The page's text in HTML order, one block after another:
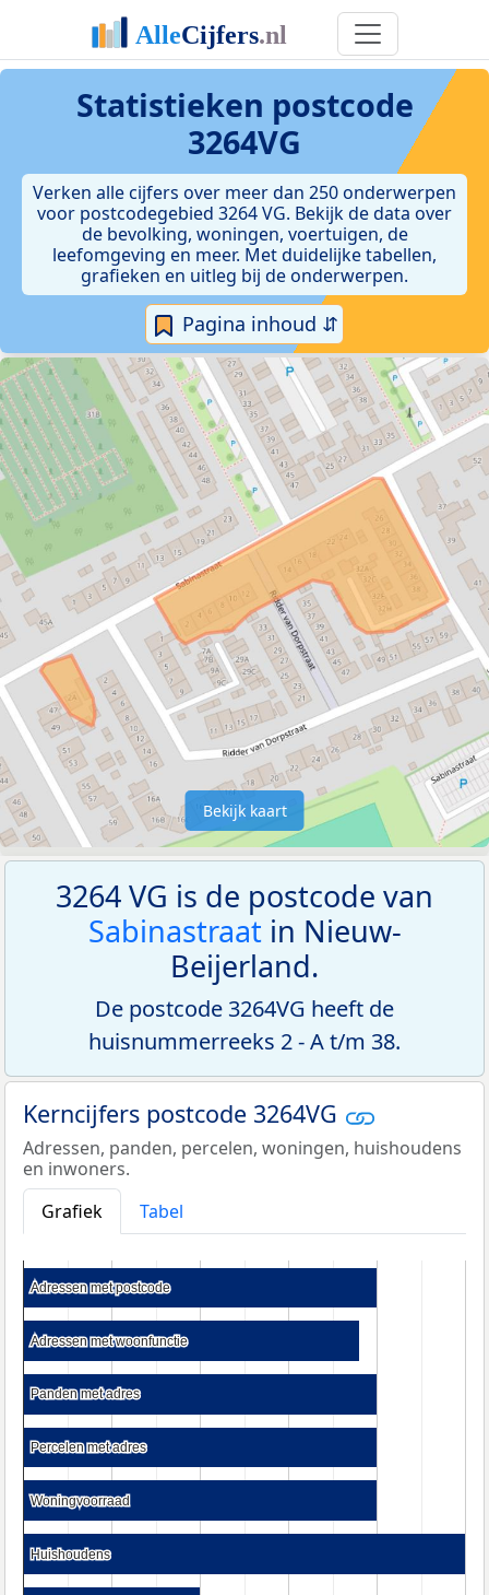
Statistieken postcode
3264VG
Verken alle cijfers over meer dan 250 onderwerpen
voor postcodegebied 3264 VG. Bekijk de data over
de bevolking, woningen, voertuigen, de
leefomgeving en meer. Met duidelijke tabellen,
grafieken en uitleg bij de onderwerpen.
Pagina inhoud ⇵
Bekijk kaart
3264 VG is de postcode van
Sabinastraatin Nieuw-
Beijerland.
De postcode 3264VG heeft de
huisnummerreeks 2 - A t/m 38.
Kerncijfers postcode 3264VG
Adressen, panden, percelen, woningen, huishoudens
en inwoners.
Grafiek
Tabel
Adressen met postcode
Adressen met postcode
Adressen met woonfunctie
Adressen met woonfunctie
Panden met adres
Panden met adres
Percelen met adres
Percelen met adres
Woningvoorraad
Woningvoorraad
Huishoudens
Huishoudens